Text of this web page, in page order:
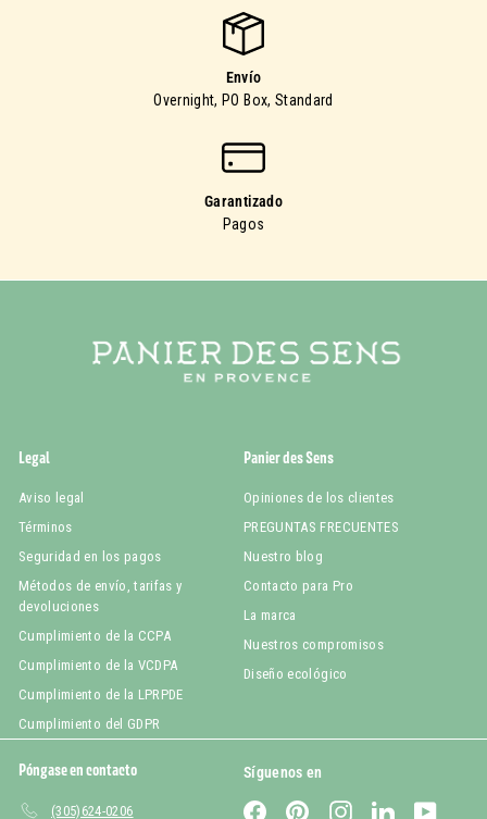
Envío
Overnight, PO Box, Standard
Garantizado
Pagos
Legal
Aviso legal
Términos
Seguridad en los pagos
Métodos de envío, tarifas y
devoluciones
Cumplimiento de la CCPA
Cumplimiento de la VCDPA
Cumplimiento de la LPRPDE
Cumplimiento del GDPR
Panier des Sens
Opiniones de los clientes
PREGUNTAS FRECUENTES
Nuestro blog
Contacto para Pro
La marca
Nuestros compromisos
Diseño ecológico
Póngase en contacto
(305)624-0206
Síguenos en
FacebookPinterestInstagramLinkedIn